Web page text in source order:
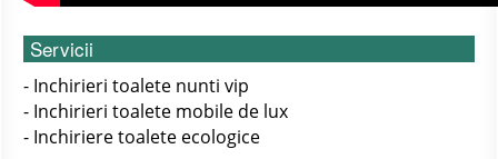
Servicii
- Inchirieri toalete nunti vip
- Inchirieri toalete mobile de lux
- Inchiriere toalete ecologice